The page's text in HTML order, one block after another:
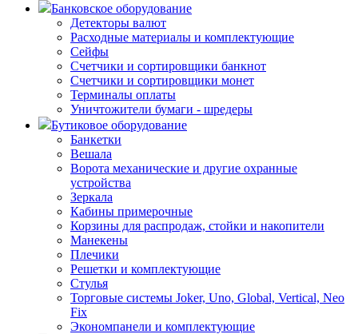
Банковское оборудование
Детекторы валют
Расходные материалы и комплектующие
Сейфы
Счетчики и сортировщики банкнот
Счетчики и сортировщики монет
Терминалы оплаты
Уничтожители бумаги - шредеры
Бутиковое оборудование
Банкетки
Вешала
Ворота механические и другие охранные
устройства
Зеркала
Кабины примерочные
Корзины для распродаж, стойки и накопители
Манекены
Плечики
Решетки и комплектующие
Стулья
Торговые системы Joker, Uno, Global, Vertical, Neo
Fix
Экономпанели и комплектующие